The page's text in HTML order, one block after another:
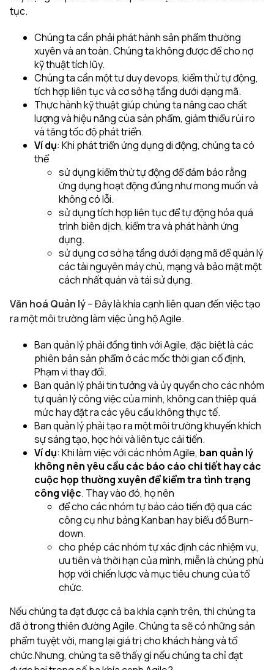
tục.
Chúng ta cần phải phát hành sản phẩm thường
xuyên và an toàn. Chúng ta không được để cho nợ
kỹ thuật tích lũy.
Chúng ta cần một tư duy devops, kiểm thử tự động,
tích hợp liên tục và cơ sở hạ tầng dưới dạng mã.
Thực hành kỹ thuật giúp chúng ta nâng cao chất
lượng và hiệu năng của sản phẩm, giảm thiểu rủi ro
và tăng tốc độ phát triển.
Ví dụ: Khi phát triển ứng dụng di động, chúng ta có
thể
sử dụng kiểm thử tự động để đảm bảo rằng
ứng dụng hoạt động đúng như mong muốn và
không có lỗi.
sử dụng tích hợp liên tục để tự động hóa quá
trình biên dịch, kiểm tra và phát hành ứng
dụng.
sử dụng cơ sở hạ tầng dưới dạng mã để quản lý
các tài nguyên máy chủ, mạng và bảo mật một
cách nhất quán và tái sử dụng.
Văn hoá Quản lý– Đây là khía cạnh liên quan đến việc tạo
ra một môi trường làm việc ủng hộ Agile.
Ban quản lý phải đồng tình với Agile, đặc biệt là các
phiên bản sản phẩm ở các mốc thời gian cố định,
Phạm vi thay đổi.
Ban quản lý phải tin tưởng và ủy quyền cho các nhóm
tự quản lý công việc của mình, không can thiệp quá
mức hay đặt ra các yêu cầu không thực tế.
Ban quản lý phải tạo ra một môi trường khuyến khích
sự sáng tạo, học hỏi và liên tục cải tiến.
Ví dụ: Khi làm việc với các nhóm Agile, ban quản lý
không nên yêu cầu các báo cáo chi tiếthay các
cuộc họp thường xuyên để kiểm tra tình trạng
công việc. Thay vào đó, họ nên
để cho các nhóm tự báo cáo tiến độ qua các
công cụ như bảng Kanban hay biểu đồ Burn-
down.
cho phép các nhóm tự xác định các nhiệm vụ,
ưu tiên và thời hạn của mình, miễn là chúng phù
hợp với chiến lược và mục tiêu chung của tổ
chức.
Nếu chúng ta đạt được cả ba khía cạnh trên, thì chúng ta
đã ở trong thiên đường Agile. Chúng ta sẽ có những sản
phẩm tuyệt vời, mang lại giá trị cho khách hàng và tổ
chức.Nhưng, chúng ta sẽ thấy gì nếu chúng ta chỉ đạt